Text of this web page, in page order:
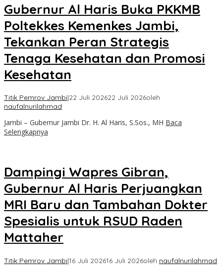
Gubernur Al Haris Buka PKKMB
Poltekkes Kemenkes Jambi,
Tekankan Peran Strategis
Tenaga Kesehatan dan Promosi
Kesehatan
Titik Pemrov Jambi|22 Juli 202622 Juli 2026oleh
naufalnurilahmad
Jambi – Gubernur Jambi Dr. H. Al Haris, S.Sos., MH Baca
Selengkapnya
Dampingi Wapres Gibran,
Gubernur Al Haris Perjuangkan
MRI Baru dan Tambahan Dokter
Spesialis untuk RSUD Raden
Mattaher
Titik Pemrov Jambi|16 Juli 202616 Juli 2026oleh naufalnurilahmad